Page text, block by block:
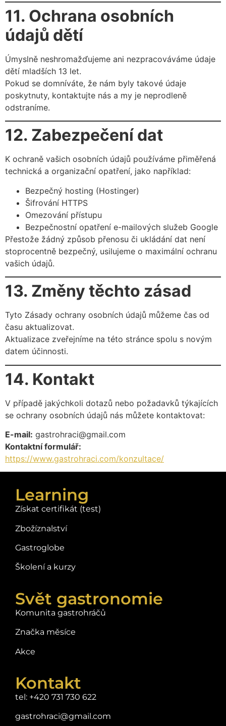
11. Ochrana osobních
údajů dětí
Úmyslně neshromažďujeme ani nezpracováváme údaje
dětí mladších 13 let.
Pokud se domníváte, že nám byly takové údaje
poskytnuty, kontaktujte nás a my je neprodleně
odstraníme.
12. Zabezpečení dat
K ochraně vašich osobních údajů používáme přiměřená
technická a organizační opatření, jako například:
Bezpečný hosting (Hostinger)
Šifrování HTTPS
Omezování přístupu
Bezpečnostní opatření e-mailových služeb Google
Přestože žádný způsob přenosu či ukládání dat není
stoprocentně bezpečný, usilujeme o maximální ochranu
vašich údajů.
13. Změny těchto zásad
Tyto Zásady ochrany osobních údajů můžeme čas od
času aktualizovat.
Aktualizace zveřejníme na této stránce spolu s novým
datem účinnosti.
14. Kontakt
V případě jakýchkoli dotazů nebo požadavků týkajících
se ochrany osobních údajů nás můžete kontaktovat:
E-mail: gastrohraci@gmail.com
Kontaktní formulář:
https://www.gastrohraci.com/konzultace/
Learning
Získat certifikát (test)
Zbožíznalství
Gastroglobe
Školení a kurzy
Svět gastronomie
Komunita gastrohráčů
Značka měsíce
Akce
Kontakt
tel: +420 731 730 622
gastrohraci@gmail.com